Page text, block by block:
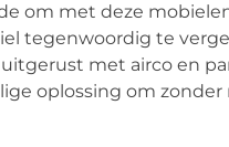
om met deze
tegenwoordig te
met airco en
oplossing om